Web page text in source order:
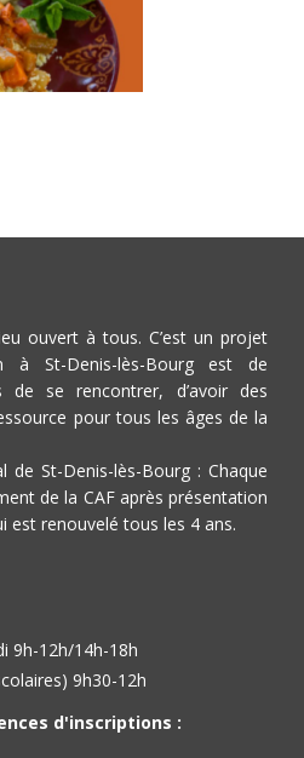
ouvert à tous. C’est un projet
à St-Denis-lès-Bourg est de
de se rencontrer, d’avoir des
pour tous les âges de la
St-Denis-lès-Bourg : Chaque
de la CAF après présentation
est renouvelé tous les 4 ans.
9h-12h/14h-18h
9h30-12h
d'inscriptions :